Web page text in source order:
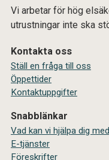
Vi arbetar för hög
utrustningar inte ska
Kontakta oss
Ställ en fråga till oss
Öppettider
Kontaktuppgifter
Snabblänkar
Vad kan vi hjälpa dig
E-tjänster
Föreskrifter